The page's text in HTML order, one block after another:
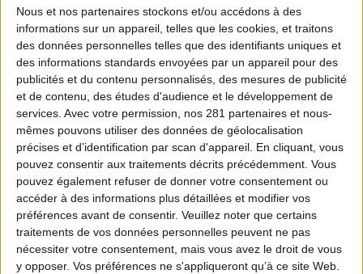
Nous et nos partenaires stockons et/ou accédons à des
informations sur un appareil, telles que les cookies, et traitons
des données personnelles telles que des identifiants uniques et
des informations standards envoyées par un appareil pour des
publicités et du contenu personnalisés, des mesures de publicité
et de contenu, des études d'audience et le développement de
services. Avec votre permission, nos 281 partenaires et nous-
mêmes pouvons utiliser des données de géolocalisation
précises et d’identification par scan d'appareil. En cliquant, vous
pouvez consentir aux traitements décrits précédemment. Vous
pouvez également refuser de donner votre consentement ou
accéder à des informations plus détaillées et modifier vos
préférences avant de consentir. Veuillez noter que certains
traitements de vos données personnelles peuvent ne pas
nécessiter votre consentement, mais vous avez le droit de vous
y opposer. Vos préférences ne s'appliqueront qu’à ce site Web.